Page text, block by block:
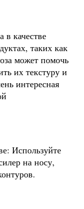
в качестве
таких как
может помочь
их текстуру и
интересная
Используйте
на носу,